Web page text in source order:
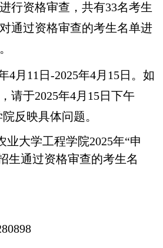
行资格审查，共有33名考生
通过资格审查的考生名单进
4月11日 -2025年4月15日。如
请于2025年4月15日下午
反映具体问题。
业大学工程学院2025年“申
生通过资格审查的考生名